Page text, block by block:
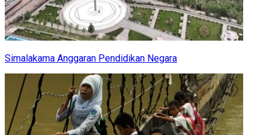
Simalakama Anggaran Pendidikan Negara